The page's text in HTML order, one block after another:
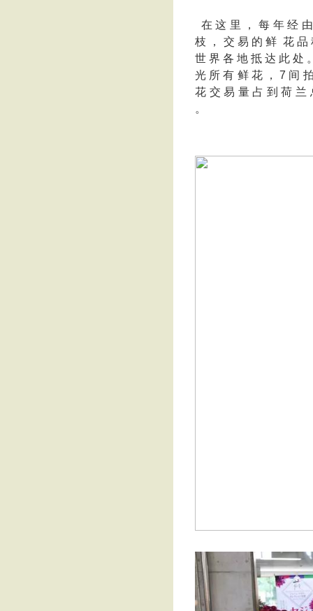
在 这 里 ， 每 年 经
枝 ， 交 易 的 鲜 花 品
世 界 各 地 抵 达 此 处
光 所 有 鲜 花 ， 7 间
花 交 易 量 占 到 荷 兰
。